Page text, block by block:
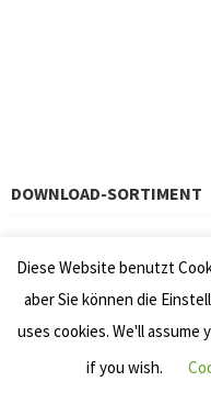
DOWNLOAD-SORTIMENT
Kompositionen –
Violamethode
Diese Website benutzt
aber Sie können die
uses cookies. We'll
if you wish.